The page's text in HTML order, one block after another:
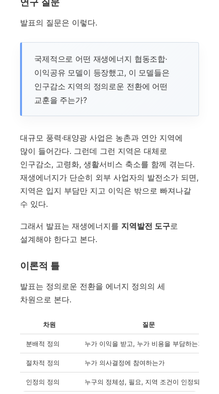
발표의 질문은 이렇다.
국제적으로 어떤 재생에너지 협동조합·
이익공유 모델이 등장했고, 이 모델들은
인구감소 지역의 정의로운 전환에 어떤
교훈을 주는가?
대규모 풍력·태양광 사업은 농촌과 연안 지역에
많이 들어간다. 그런데 그런 지역은 대체로
인구감소, 고령화, 생활서비스 축소를 함께 겪는다.
재생에너지가 단순히 외부 사업자의 발전소가 되면,
지역은 입지 부담만 지고 이익은 밖으로 빠져나갈
수 있다.
그래서 발표는 재생에너지를 지역발전 도구로
설계해야 한다고 본다.
이론적 틀
발표는 정의로운 전환을 에너지 정의의 세
차원으로 본다.
차원 질문
분배적 정의 누가 이익을 받고, 누가 비용을 부담하는가
절차적 정의 누가 의사결정에 참여하는가
인정의 정의 누구의 정체성, 필요, 지역 조건이 인정되는가